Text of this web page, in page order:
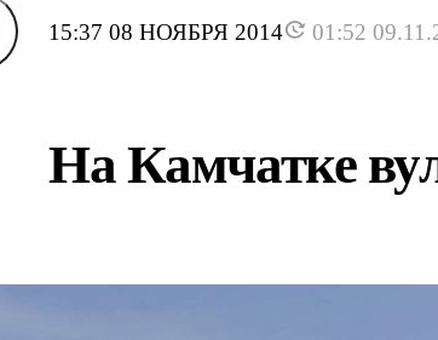
15:37 08 НОЯБРЯ 2014 01:52
На Камчатке